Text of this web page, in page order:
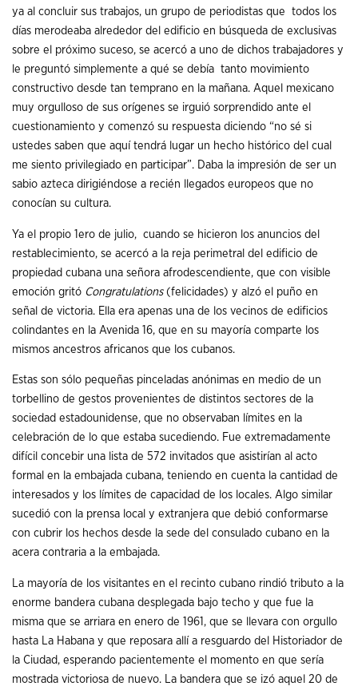
ya al concluir sus trabajos, un grupo de periodistas que todos los
días merodeaba alrededor del edificio en búsqueda de exclusivas
sobre el próximo suceso, se acercó a uno de dichos trabajadores y
le preguntó simplemente a qué se debía tanto movimiento
constructivo desde tan temprano en la mañana. Aquel mexicano
muy orgulloso de sus orígenes se irguió sorprendido ante el
cuestionamiento y comenzó su respuesta diciendo “no sé si
ustedes saben que aquí tendrá lugar un hecho histórico del cual
me siento privilegiado en participar”. Daba la impresión de ser un
sabio azteca dirigiéndose a recién llegados europeos que no
conocían su cultura.
Ya el propio 1ero de julio, cuando se hicieron los anuncios del
restablecimiento, se acercó a la reja perimetral del edificio de
propiedad cubana una señora afrodescendiente, que con visible
emoción gritó Congratulations(felicidades) y alzó el puño en
señal de victoria. Ella era apenas una de los vecinos de edificios
colindantes en la Avenida 16, que en su mayoría comparte los
mismos ancestros africanos que los cubanos.
Estas son sólo pequeñas pinceladas anónimas en medio de un
torbellino de gestos provenientes de distintos sectores de la
sociedad estadounidense, que no observaban límites en la
celebración de lo que estaba sucediendo. Fue extremadamente
difícil concebir una lista de 572 invitados que asistirían al acto
formal en la embajada cubana, teniendo en cuenta la cantidad de
interesados y los límites de capacidad de los locales. Algo similar
sucedió con la prensa local y extranjera que debió conformarse
con cubrir los hechos desde la sede del consulado cubano en la
acera contraria a la embajada.
La mayoría de los visitantes en el recinto cubano rindió tributo a la
enorme bandera cubana desplegada bajo techo y que fue la
misma que se arriara en enero de 1961, que se llevara con orgullo
hasta La Habana y que reposara allí a resguardo del Historiador de
la Ciudad, esperando pacientemente el momento en que sería
mostrada victoriosa de nuevo. La bandera que se izó aquel 20 de